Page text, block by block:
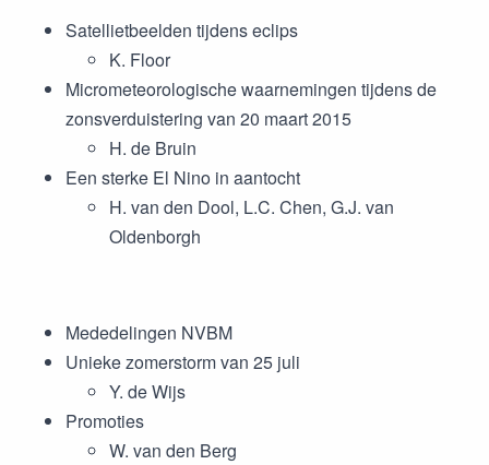
Satellietbeelden tijdens eclips
K. Floor
Micrometeorologische waarnemingen tijdens de
zonsverduistering van 20 maart 2015
H. de Bruin
Een sterke El Nino in aantocht
H. van den Dool, L.C. Chen, G.J. van
Oldenborgh
Mededelingen NVBM
Unieke zomerstorm van 25 juli
Y. de Wijs
Promoties
W. van den Berg